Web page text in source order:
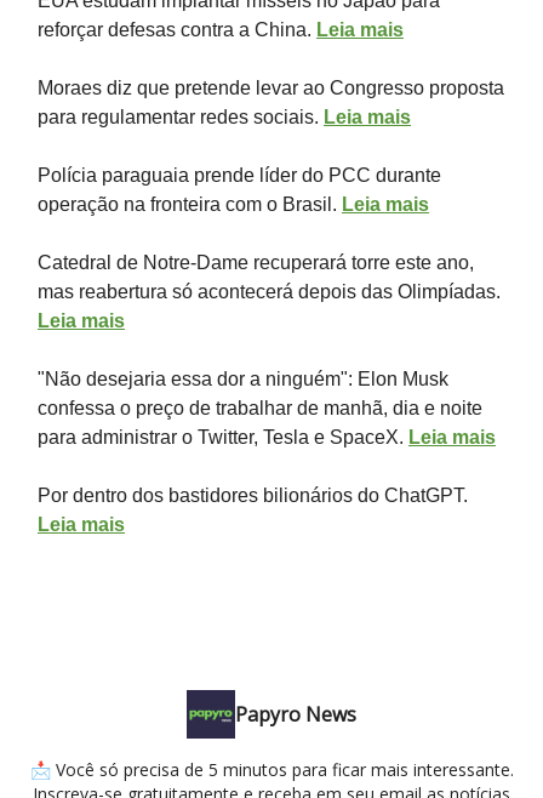
reforçar defesas contra a China. Leia mais
Moraes diz que pretende levar ao Congresso proposta
para regulamentar redes sociais. Leia mais
Polícia paraguaia prende líder do PCC durante
operação na fronteira com o Brasil. Leia mais
Catedral de Notre-Dame recuperará torre este ano,
mas reabertura só acontecerá depois das Olimpíadas.
Leia mais
"Não desejaria essa dor a ninguém": Elon Musk
confessa o preço de trabalhar de manhã, dia e noite
para administrar o Twitter, Tesla e SpaceX. Leia mais
Por dentro dos bastidores bilionários do ChatGPT.
Leia mais
Papyro News
📩 Você só precisa de 5 minutos para ficar mais interessante.